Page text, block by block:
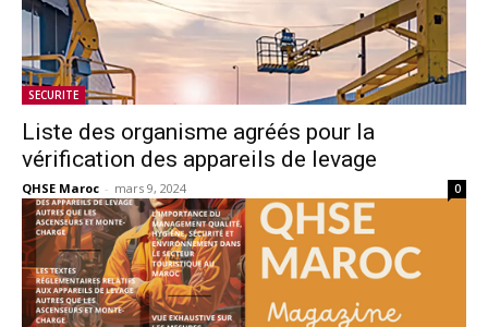
SECURITE
Liste des organisme agréés pour la
vérification des appareils de levage
QHSE Maroc - mars 9, 2024 0